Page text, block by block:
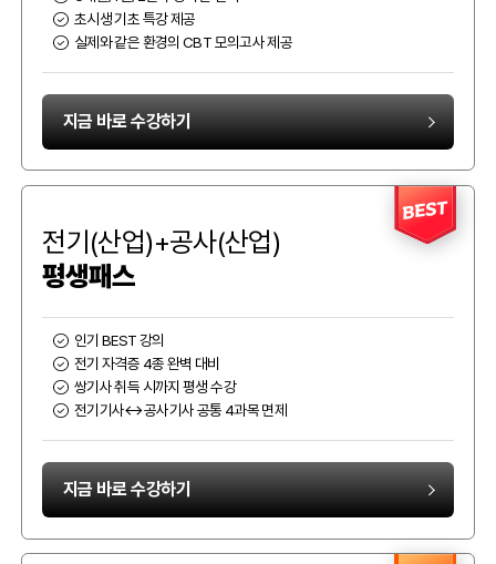
초시생 기초 특강 제공
실제와 같은 환경의 CBT 모의고사 제공
지금 바로 수강하기
BEST
전기(산업)+공사(산업)
평생패스
인기 BEST 강의
전기 자격증 4종 완벽 대비
쌍기사 취득 시까지 평생 수강
전기기사↔공사기사 공통 4과목 면제
지금 바로 수강하기